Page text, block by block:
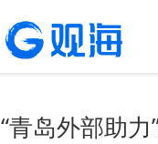
“青岛外部助